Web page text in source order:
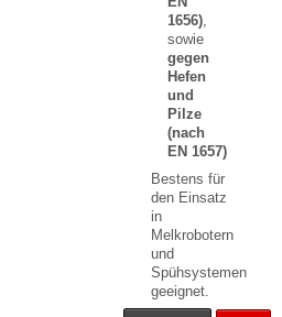
1656),
sowie
gegen
Hefen
und
Pilze
(nach
EN 1657)
Bestens für
den Einsatz
in
Melkrobotern
und
Spühsystemen
geeignet.